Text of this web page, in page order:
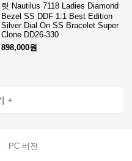
릿 Nautilus 7118 Ladies Diamond
Bezel SS DDF 1:1 Best Edition
Silver Dial On SS Bracelet Super
Clone DD26-330
898,000원
+
PC 버전